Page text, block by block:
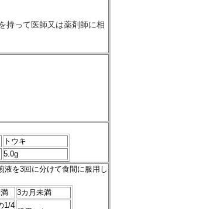
持って医師又は薬剤師に相
トウキ
5.0g
液を3回に分けて食間に服用し
3カ月未満
1/4